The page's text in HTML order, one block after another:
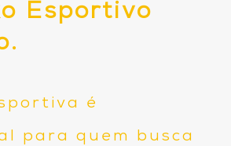
Esportivo
é
para quem busca